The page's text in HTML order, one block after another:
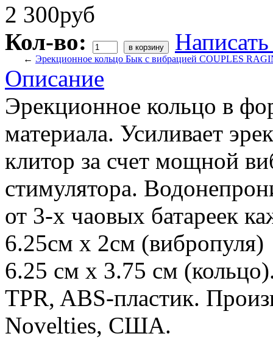
2 300руб
Кол-во:
← Эрекционное кольцо Бык с вибрацией COUPLES
Описание
Эрекционное кольцо в
материала. Усиливает
клитор за счет мощной
стимулятора.
от 3-х чаовых батареек
6.25см x 2см (вибропуля)
6.25 см x 3.75 см
TPR, ABS-пластик.
Novelties, США.